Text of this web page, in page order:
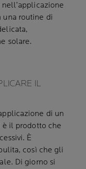
una routine di
solare.
IL
di un
è il prodotto che
È
così che gli
Di giorno si